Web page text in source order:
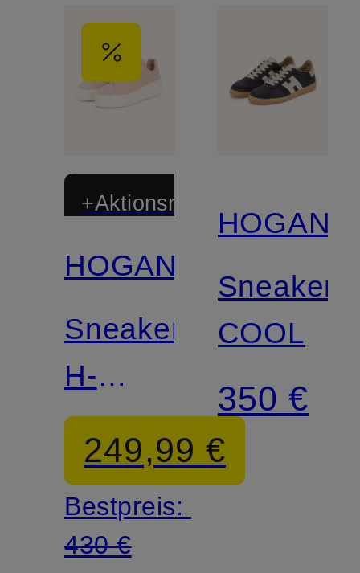
+Aktionsrabatt
HOGAN
Sneaker
H-
STRIPES
249,99 €
Bestpreis:
430 €
HOGAN
Sneaker
COOL
350 €